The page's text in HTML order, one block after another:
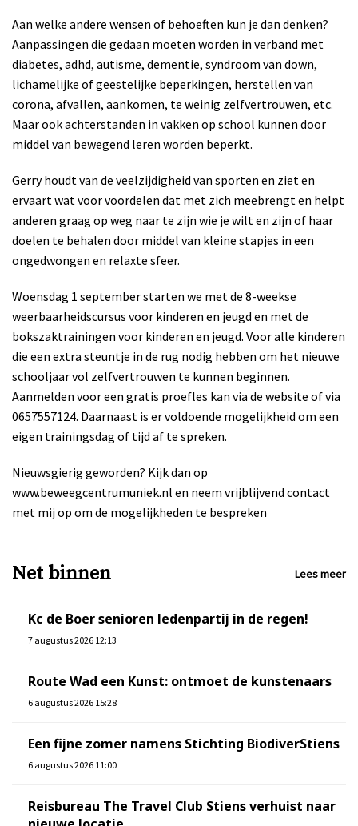
Aan welke andere wensen of behoeften kun je dan denken?
Aanpassingen die gedaan moeten worden in verband met
diabetes, adhd, autisme, dementie, syndroom van down,
lichamelijke of geestelijke beperkingen, herstellen van
corona, afvallen, aankomen, te weinig zelfvertrouwen, etc.
Maar ook achterstanden in vakken op school kunnen door
middel van bewegend leren worden beperkt.
Gerry houdt van de veelzijdigheid van sporten en ziet en
ervaart wat voor voordelen dat met zich meebrengt en helpt
anderen graag op weg naar te zijn wie je wilt en zijn of haar
doelen te behalen door middel van kleine stapjes in een
ongedwongen en relaxte sfeer.
Woensdag 1 september starten we met de 8-weekse
weerbaarheidscursus voor kinderen en jeugd en met de
bokszaktrainingen voor kinderen en jeugd. Voor alle kinderen
die een extra steuntje in de rug nodig hebben om het nieuwe
schooljaar vol zelfvertrouwen te kunnen beginnen.
Aanmelden voor een gratis proefles kan via de website of via
0657557124. Daarnaast is er voldoende mogelijkheid om een
eigen trainingsdag of tijd af te spreken.
Nieuwsgierig geworden? Kijk dan op
www.beweegcentrumuniek.nl en neem vrijblijvend contact
met mij op om de mogelijkheden te bespreken
Net binnen Lees meer
Kc de Boer senioren ledenpartij in de regen!
7 augustus 2026 12:13
Route Wad een Kunst: ontmoet de kunstenaars
6 augustus 2026 15:28
Een fijne zomer namens Stichting BiodiverStiens
6 augustus 2026 11:00
Reisbureau The Travel Club Stiens verhuist naar